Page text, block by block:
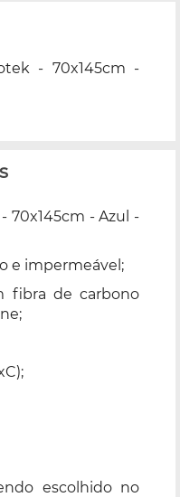
- 70x145cm -
70x145cm - Azul -
e impermeável;
fibra de carbono
escolhido no